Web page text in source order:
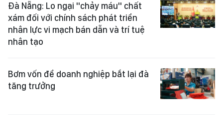
Đà Nẵng: Lo ngại "chảy máu" chất
xám đối với chính sách phát triển
nhân lực vi mạch bán dẫn và trí tuệ
nhân tạo
Bơm vốn để doanh nghiệp bắt lại đà
tăng trưởng